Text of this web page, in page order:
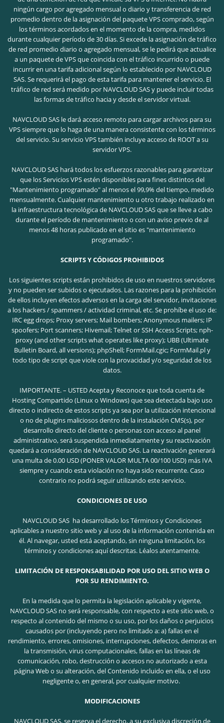
ningún cargo por agregado mensual o diario y transferencia de red
promedio dentro de la asignación del paquete VPS comprado, según
los términos acordados en el momento de la compra, medidos
durante cualquier período de 30 días. Si excede la asignación de tráfico
de red promedio diario o agregado mensual, se le pedirá que actualice
a un paquete de VPS que coincida con el tráfico incurrido o puede
incurrir en una tarifa adicional según lo establecido por NAVCLOUD
SAS. Se requerirá el pago de esta tarifa para mantener el servicio. El
tráfico de red será medido por NAVCLOUD SAS y puede incluir todas
las formas de tráfico hacia y desde el servidor virtual.
NAVCLOUD SAS le dará acceso remoto para cargar archivos para su
VPS siempre que lo haga de una manera consistente con los términos
del servicio. Su servicio VPS también incluye acceso de ROOT a su
servidor VPS.
NAVCLOUD SAS hará todos los esfuerzos razonables para garantizar
que los Servicios VPS estén disponibles para fines distintos del
"Mantenimiento programado" al menos el 99,9% del tiempo, medido
mensualmente. Cualquier mantenimiento u otro trabajo realizado en
la infraestructura tecnológica de NAVCLOUD SAS que se lleve a cabo
durante el período de mantenimiento o con un aviso previo de al
menos 48 horas publicado en el sitio es "mantenimiento
programado".
SCRIPTS Y CÓDIGOS PROHIBIDOS
Los siguientes scripts están prohibidos de uso en nuestros servidores
y no pueden ser subidos o ejecutados. Las razones para la prohibición
de ellos incluyen efectos adversos en la carga del servidor, invitaciones
a los hackers / spammers / actividad criminal, etc.Se prohíbe el uso de:
IRC egg drops; Proxy servers; Mail bombers; Anonymous mailers; IP
spoofers; Port scanners; Hivemail; Telnet or SSH Access Scripts; nph-
proxy (and other scripts what operates like proxy); UBB (Ultimate
Bulletin Board, all versions); phpShell; FormMail.cgic; FormMail.pl y
todo tipo de script que viole con la provacidad y/o seguridad de los
datos.
IMPORTANTE. – USTED Acepta y Reconoce que toda cuenta de
Hosting Compartido (Linux o Windows) que sea detectada bajo uso
directo o indirecto de estos scripts ya sea por la utilización intencional
o no de plugins maliciosos dentro de la instalación CMS(s), por
desarrollo directo del cliente o personas con acceso al panel
administrativo, será suspendida inmediatamente y su reactivación
quedará a consideración de NAVCLOUD SAS. La reactivación generará
una multa de 0.00 USD (PONER VALOR MULTA 00/100 USD) más IVA
siempre y cuando esta violación no haya sido recurrente. Caso
contrario no podrá seguir utilizando este servicio.
CONDICIONES DE USO
NAVCLOUD SAS ha desarrollado los Términos y Condiciones
aplicables a nuestro sitio web y al uso de la información contenida en
él. Al navegar, usted está aceptando, sin ninguna limitación, los
términos y condiciones aquí descritas. Léalos atentamente.
LIMITACIÓN DE RESPONSABILIDAD POR USO DEL SITIO WEB O
POR SU RENDIMIENTO.
En la medida que lo permita la legislación aplicable y vigente,
NAVCLOUD SAS no será responsable, con respecto a este sitio web, o
respecto al contenido del mismo o su uso, por los daños o perjuicios
causados por (incluyendo pero no limitado a: a) fallas en el
rendimiento, errores, omisiones, interrupciones, defectos, demoras en
la transmisión, virus computacionales, fallas en las líneas de
comunicación, robo, destrucción o accesos no autorizado a esta
página Web o su alteración, del Contenido incluido en ella, o el uso
negligente o, en general, por cualquier motivo.
MODIFICACIONES
NAVCLOUD SAS, se reserva el derecho, a su exclusiva discreción de